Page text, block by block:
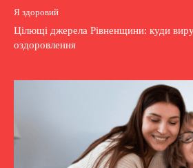
Я здоровий
Цілющі джерела Рівненщини: куди
оздоровлення